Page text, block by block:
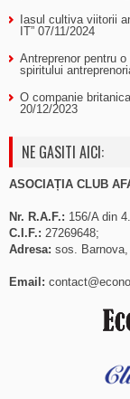
Iasul cultiva viitorii
IT” 07/11/2024
Antreprenor pentru
spiritului
O companie
20/12/2023
NE GASITI AICI:
ASOCIAȚIA CLUB
Nr. R.A.F.: 156/A din
C.I.F.: 27269648;
Adresa: sos.
Email: